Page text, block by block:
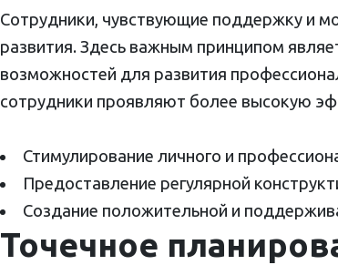
Сотрудники, чувствующие поддержку и
развития. Здесь важным принципом
возможностей для развития
сотрудники проявляют более высокую
Стимулирование личного и
Предоставление регулярной
Создание положительной и
Точечное